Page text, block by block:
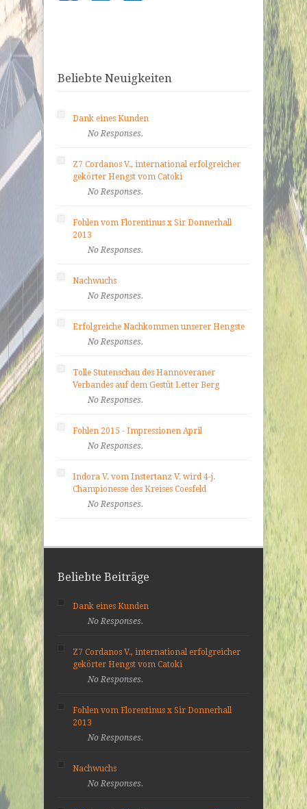
Beliebte Neuigkeiten
Dank eines Kunden
No Responses.
Z7 Cordanos V., international erfolgreicher
gekörter Hengst vom Catoki
No Responses.
Fohlen vom Florentinus x Sir Donnerhall
2013
No Responses.
Nachwuchs
No Responses.
Erfolgreiche Nachkommen unserer Hengste
No Responses.
Tolle Stutenschau des Hannoveraner
Verbandes auf dem Gestüt Letter Berg
No Responses.
Fohlen 2015 - Impressionen April
No Responses.
Indora V. vom Instertanz V. wird 4-j.
Championesse des Kreises Coesfeld
No Responses.
Beliebte Beiträge
Dank eines Kunden
No Responses.
Z7 Cordanos V., international erfolgreicher
gekörter Hengst vom Catoki
No Responses.
Fohlen vom Florentinus x Sir Donnerhall
2013
No Responses.
Nachwuchs
No Responses.